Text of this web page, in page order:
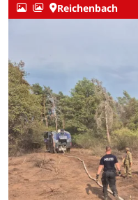
Reichenbach